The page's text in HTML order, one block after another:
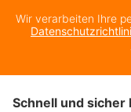
Wir verarbeiten Ihre
Schnell und sicher